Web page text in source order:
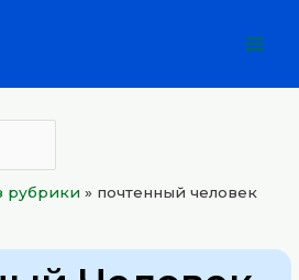
рубрики » почтенный человек